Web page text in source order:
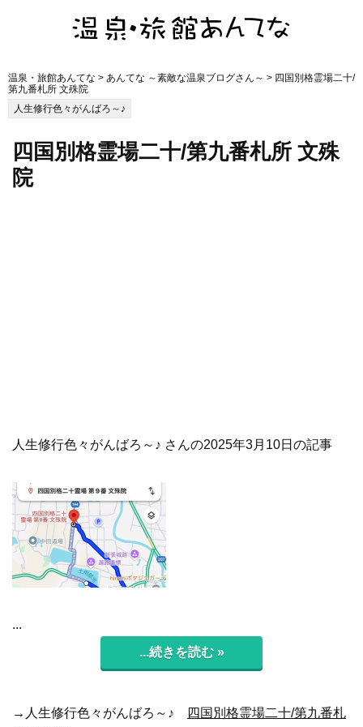
温泉・旅館あんてな > あんてな ～素敵な温泉ブログさん～ > 四国別格霊場二十/
第九番札所 文殊院
人生修行色々がんばろ～♪
四国別格霊場二十/第九番札所 文殊
院
人生修行色々がんばろ～♪ さんの2025年3月10日の記事
...
...続きを読む »
→人生修行色々がんばろ～♪
四国別格霊場二十/第九番札